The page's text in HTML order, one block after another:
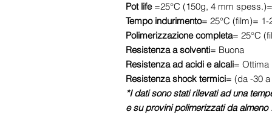
Pot life=25°C (150g, 4 mm
Tempo indurimento= 25°C (film)= 1-
Polimerizzazione completa= 25°C
Resistenza a solventi= Buona
Resistenza ad acidi e alcali= Ottima
Resistenza shock termici= (da -30
*I dati sono stati rilevati ad una
e su provini polimerizzati da almeno